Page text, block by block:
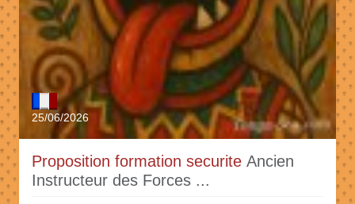
25/06/2026
Proposition formation securite Ancien
Instructeur des Forces ...